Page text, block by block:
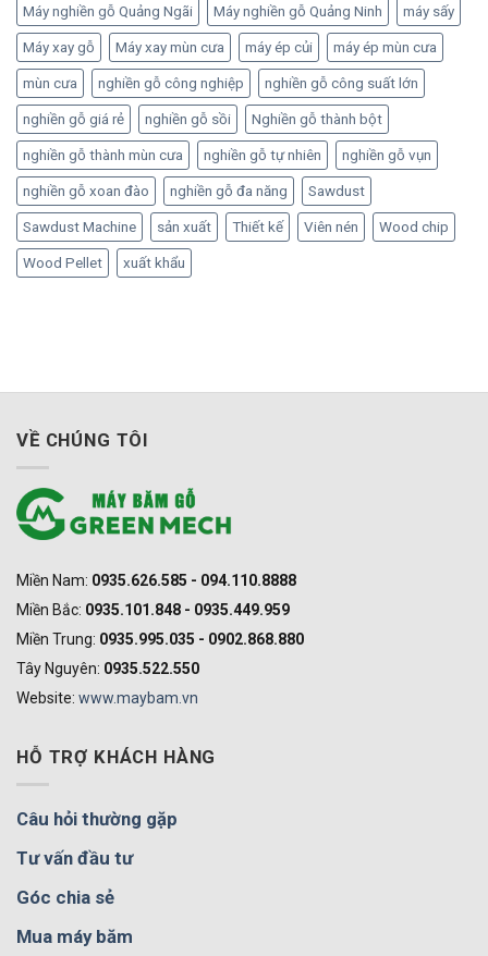
Máy nghiền gỗ Quảng Ngãi Máy nghiền gỗ Quảng Ninh máy sấy
Máy xay gỗ Máy xay mùn cưa máy ép củi máy ép mùn cưa
mùn cưa nghiền gỗ công nghiệp nghiền gỗ công suất lớn
nghiền gỗ giá rẻ nghiền gỗ sồi Nghiền gỗ thành bột
nghiền gỗ thành mùn cưa nghiền gỗ tự nhiên nghiền gỗ vụn
nghiền gỗ xoan đào nghiền gỗ đa năng Sawdust
Sawdust Machine sản xuất Thiết kế Viên nén Wood chip
Wood Pellet xuất khẩu
VỀ CHÚNG TÔI
Miền Nam: 0935.626.585 - 094.110.8888
Miền Bắc: 0935.101.848 - 0935.449.959
Miền Trung: 0935.995.035 - 0902.868.880
Tây Nguyên: 0935.522.550
Website: www.maybam.vn
HỖ TRỢ KHÁCH HÀNG
Câu hỏi thường gặp
Tư vấn đầu tư
Góc chia sẻ
Mua máy băm